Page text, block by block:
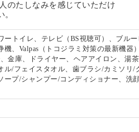
のたしなみを感じていただけ
ートイレ、テレビ（BS視聴可）、ブル
、Valpas（トコジラミ対策の最新機器
金庫、ドライヤー、ヘアアイロン、湯
ル/フェイスタオル、歯ブラシ/カミソリ/
ープ/シャンプー/コンディショナー、洗